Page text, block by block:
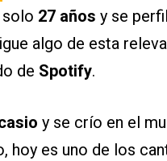
27 años y se
algo de esta
de Spotify.
y se crío en el
hoy es uno de los